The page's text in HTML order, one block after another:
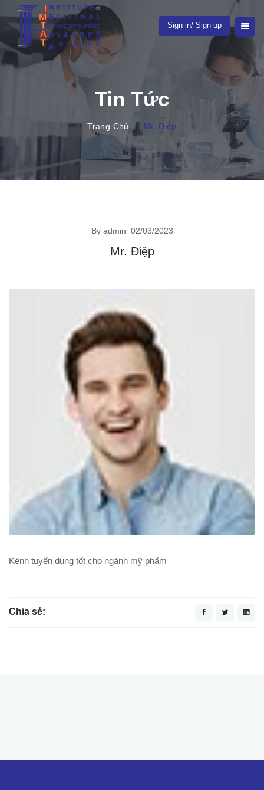
Sign in/ Sign up
Tin Tức
Trang Chủ // Mr. Điệp
By admin 02/03/2023
Mr. Điệp
Kênh tuyển dụng tốt cho ngành mỹ phẩm
Chia sẻ: